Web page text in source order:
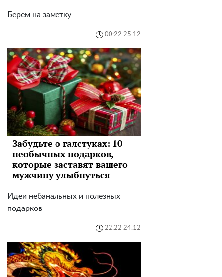
Берем на заметку
00:22 25.12
Забудьте о галстуках: 10
необычных подарков,
которые заставят вашего
мужчину улыбнуться
Идеи небанальных и полезных
подарков
22:22 24.12